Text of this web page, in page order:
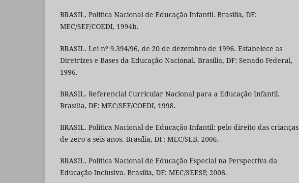
BRASIL. Política Nacional de Educação Infantil. Brasília, DF:
MEC/SEF/COEDI, 1994b.
BRASIL. Lei nº 9.394/96, de 20 de dezembro de 1996. Estabelece as
Diretrizes e Bases da Educação Nacional. Brasília, DF: Senado Federal,
1996.
BRASIL. Referencial Curricular Nacional para a Educação Infantil.
Brasília, DF: MEC/SEF/COEDI, 1998.
BRASIL. Política Nacional de Educação Infantil: pelo direito das crianças
de zero a seis anos. Brasília, DF: MEC/SEB, 2006.
BRASIL. Política Nacional de Educação Especial na Perspectiva da
Educação Inclusiva. Brasília, DF: MEC/SEESP, 2008.